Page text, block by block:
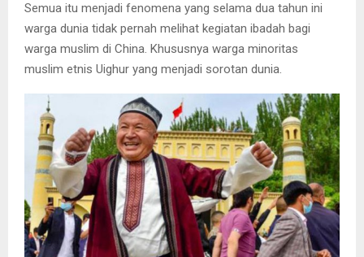
Semua itu menjadi fenomena yang selama dua tahun ini
warga dunia tidak pernah melihat kegiatan ibadah bagi
warga muslim di China. Khususnya warga minoritas
muslim etnis Uighur yang menjadi sorotan dunia.